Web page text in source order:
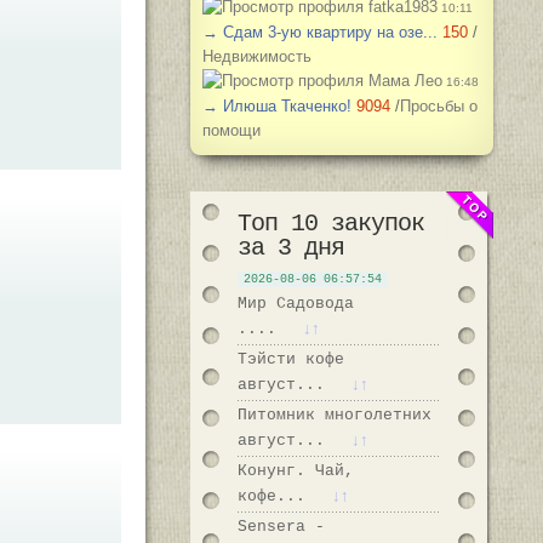
fatka1983 10:11
→ Сдам 3-ую квартиру на озе... 150 /
Недвижимость
Мама Лео 16:48
→ Илюша Ткаченко! 9094 /Просьбы о
помощи
Топ 10 закупок
за 3 дня
2026-08-06 06:57:54
Мир Садовода
....
↓↑
Тэйсти кофе
август...
↓↑
Питомник многолетних
август...
↓↑
Конунг. Чай,
кофе...
↓↑
Sensera -